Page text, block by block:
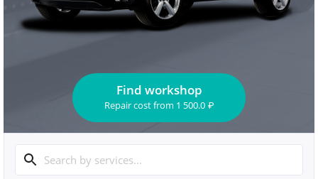
Find workshop
Repair costfrom 1 500.0 ₽